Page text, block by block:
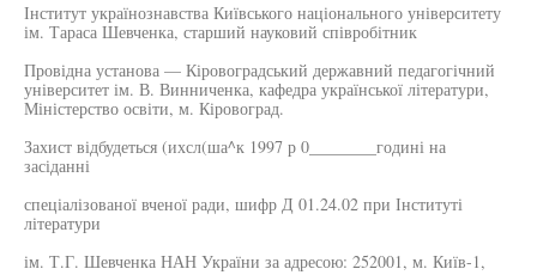
Інститут українознавства Київського національного університету
ім. Тараса Шевченка, старший науковий співробітник
Провідна установа — Кіровоградський державний педагогічний
університет ім. В. Винниченка, кафедра української літератури,
Міністерство освіти, м. Кіровоград.
Захист відбудеться (ихсл(ша^к 1997 р 0________годині на
засіданні
спеціалізованої вченої ради, шифр Д 01.24.02 при Інституті
літератури
ім. Т.Г. Шевченка НАН України за адресою: 252001, м. Київ-1,